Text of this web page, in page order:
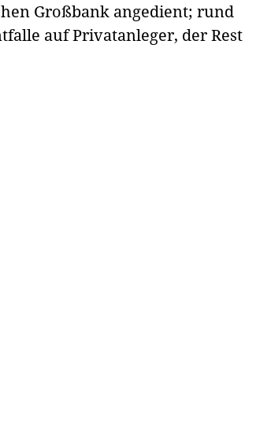
Großbank angedient; rund
auf Privatanleger, der Rest